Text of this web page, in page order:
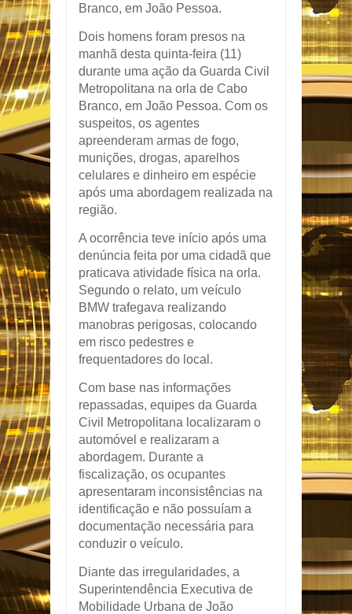
Branco, em João Pessoa.
Dois homens foram presos na
manhã desta quinta-feira (11)
durante uma ação da Guarda Civil
Metropolitana na orla de Cabo
Branco, em João Pessoa. Com os
suspeitos, os agentes
apreenderam armas de fogo,
munições, drogas, aparelhos
celulares e dinheiro em espécie
após uma abordagem realizada na
região.
A ocorrência teve início após uma
denúncia feita por uma cidadã que
praticava atividade física na orla.
Segundo o relato, um veículo
BMW trafegava realizando
manobras perigosas, colocando
em risco pedestres e
frequentadores do local.
Com base nas informações
repassadas, equipes da Guarda
Civil Metropolitana localizaram o
automóvel e realizaram a
abordagem. Durante a
fiscalização, os ocupantes
apresentaram inconsistências na
identificação e não possuíam a
documentação necessária para
conduzir o veículo.
Diante das irregularidades, a
Superintendência Executiva de
Mobilidade Urbana de João